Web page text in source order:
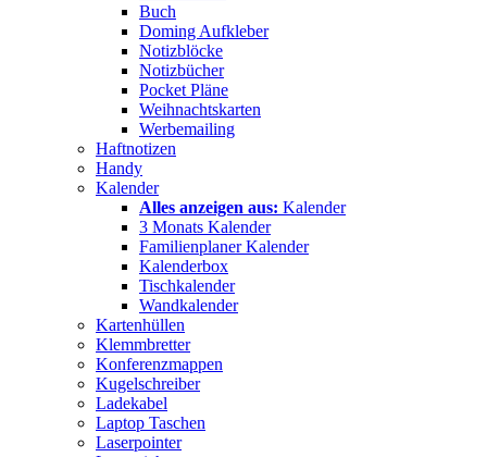
Buch
Doming Aufkleber
Notizblöcke
Notizbücher
Pocket Pläne
Weihnachtskarten
Werbemailing
Haftnotizen
Handy
Kalender
Alles anzeigen aus: Kalender
3 Monats Kalender
Familienplaner Kalender
Kalenderbox
Tischkalender
Wandkalender
Kartenhüllen
Klemmbretter
Konferenzmappen
Kugelschreiber
Ladekabel
Laptop Taschen
Laserpointer